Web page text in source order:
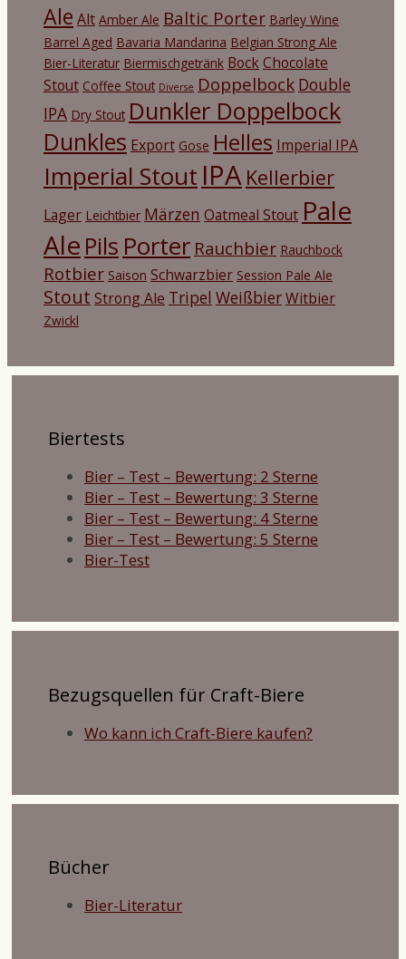
Ale Alt Amber Ale Baltic Porter Barley Wine
Barrel Aged Bavaria Mandarina Belgian Strong Ale
Bier-Literatur Biermischgetränk BockChocolate
Stout Coffee Stout Diverse Doppelbock Double
IPA Dry Stout Dunkler Doppelbock
Dunkles Export Gose Helles Imperial IPA
Imperial Stout IPA Kellerbier
Lager Leichtbier Märzen Oatmeal Stout Pale
Ale Pils Porter Rauchbier Rauchbock
Rotbier Saison Schwarzbier Session Pale Ale
Stout Strong Ale Tripel WeißbierWitbier
Zwickl
Biertests
Bier – Test – Bewertung: 2 Sterne
Bier – Test – Bewertung: 3 Sterne
Bier – Test – Bewertung: 4 Sterne
Bier – Test – Bewertung: 5 Sterne
Bier-Test
Bezugsquellen für Craft-Biere
Wo kann ich Craft-Biere kaufen?
Bücher
Bier-Literatur